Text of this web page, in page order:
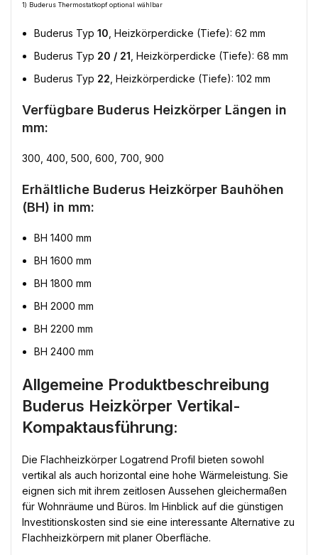
1) Buderus Thermostatkopf optional wählbar
Buderus Typ 10 , Heizkörperdicke (Tiefe): 62 mm
Buderus Typ 20 / 21 , Heizkörperdicke (Tiefe): 68 mm
Buderus Typ 22 , Heizkörperdicke (Tiefe): 102 mm
Verfügbare Buderus Heizkörper Längen in
mm:
300, 400, 500, 600, 700, 900
Erhältliche Buderus Heizkörper Bauhöhen
(BH) in mm:
BH 1400 mm
BH 1600 mm
BH 1800 mm
BH 2000 mm
BH 2200 mm
BH 2400 mm
Allgemeine Produktbeschreibung
Buderus Heizkörper Vertikal-
Kompaktausführung:
Die Flachheizkörper Logatrend Profil bieten sowohl
vertikal als auch horizontal eine hohe Wärmeleistung. Sie
eignen sich mit ihrem zeitlosen Aussehen gleichermaßen
für Wohnräume und Büros. Im Hinblick auf die günstigen
Investitionskosten sind sie eine interessante Alternative zu
Flachheizkörpern mit planer Oberfläche.